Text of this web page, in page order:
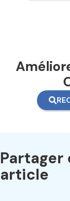
article